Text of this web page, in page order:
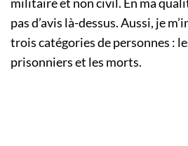
pas d’avis là-dessus. Aussi, je
trois catégories de personnes :
prisonniers et les morts.